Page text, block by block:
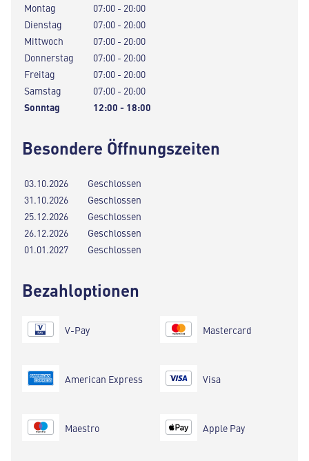
Montag
07:00 - 20:00
Dienstag
07:00 - 20:00
Mittwoch
07:00 - 20:00
Donnerstag
07:00 - 20:00
Freitag
07:00 - 20:00
Samstag
07:00 - 20:00
Sonntag
12:00 - 18:00
Besondere Öffnungszeiten
03.10.2026
Geschlossen
31.10.2026
Geschlossen
25.12.2026
Geschlossen
26.12.2026
Geschlossen
01.01.2027
Geschlossen
Bezahloptionen
V-Pay
American Express
Maestro
Mastercard
Visa
Apple Pay